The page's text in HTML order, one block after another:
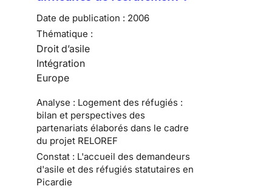
Date de publication : 2006
Thématique :
Droit d’asile
Intégration
Europe
Analyse : Logement des réfugiés :
bilan et perspectives des
partenariats élaborés dans le cadre
du projet RELOREF
Constat : L'accueil des demandeurs
d'asile et des réfugiés statutaires en
Picardie